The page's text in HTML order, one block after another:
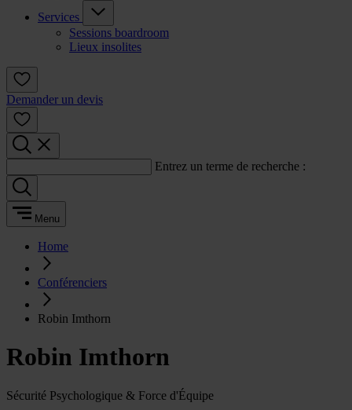
Services
Sessions boardroom
Lieux insolites
Demander un devis
Entrez un terme de recherche :
Menu
Home
Conférenciers
Robin Imthorn
Robin Imthorn
Sécurité Psychologique & Force d'Équipe